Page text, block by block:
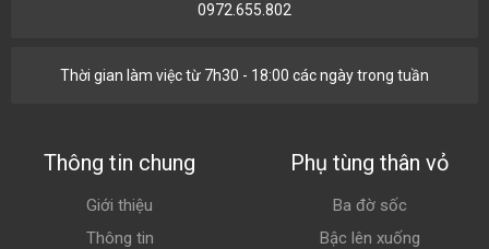
0972.655.802
Thời gian làm việc từ 7h30 - 18:00 các ngày trong tuần
Thông tin chung
Giới thiệu
Thông tin
Phụ tùng thân vỏ
Ba đờ sốc
Bậc lên xuống